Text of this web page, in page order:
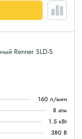
Renner SLD-S
160 л/мин
8 атм
1.5 кВт
380 В